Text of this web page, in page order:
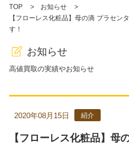
TOP
お知らせ
【フローレス化粧品】母の滴 プラセン
す！
お知らせ
高値買取の実績やお知らせ
【フローレス化粧品】母
2020年08月15日 紹介